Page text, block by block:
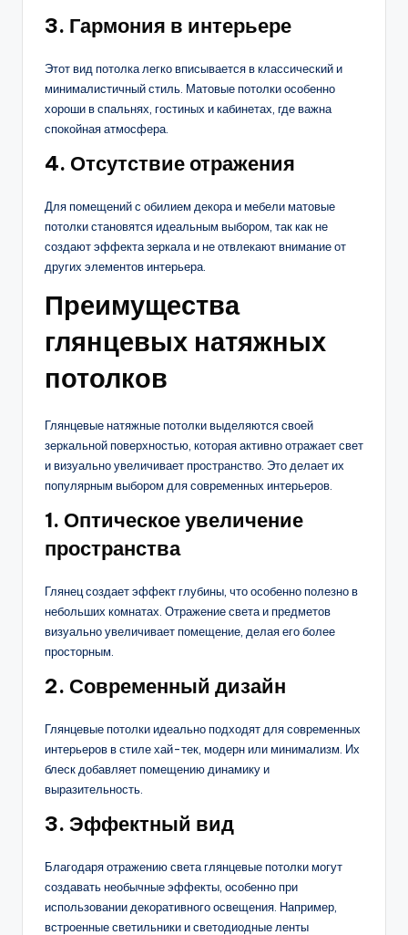
3. Гармония в интерьере
Этот вид потолка легко вписывается в классический и
минималистичный стиль. Матовые потолки особенно
хороши в спальнях, гостиных и кабинетах, где важна
спокойная атмосфера.
4. Отсутствие отражения
Для помещений с обилием декора и мебели матовые
потолки становятся идеальным выбором, так как не
создают эффекта зеркала и не отвлекают внимание от
других элементов интерьера.
Преимущества
глянцевых натяжных
потолков
Глянцевые натяжные потолки выделяются своей
зеркальной поверхностью, которая активно отражает свет
и визуально увеличивает пространство. Это делает их
популярным выбором для современных интерьеров.
1. Оптическое увеличение
пространства
Глянец создает эффект глубины, что особенно полезно в
небольших комнатах. Отражение света и предметов
визуально увеличивает помещение, делая его более
просторным.
2. Современный дизайн
Глянцевые потолки идеально подходят для современных
интерьеров в стиле хай-тек, модерн или минимализм. Их
блеск добавляет помещению динамику и
выразительность.
3. Эффектный вид
Благодаря отражению света глянцевые потолки могут
создавать необычные эффекты, особенно при
использовании декоративного освещения. Например,
встроенные светильники и светодиодные ленты